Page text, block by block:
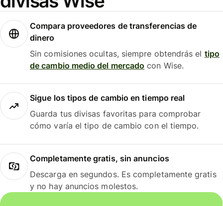
Compara proveedores de transferencias de
dinero
Sin comisiones ocultas, siempre obtendrás el tipo
de cambio medio del mercado con Wise.
Sigue los tipos de cambio en tiempo real
Guarda tus divisas favoritas para comprobar
cómo varía el tipo de cambio con el tiempo.
Completamente gratis, sin anuncios
Descarga en segundos. Es completamente gratis
y no hay anuncios molestos.